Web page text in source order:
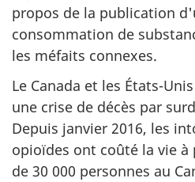
propos de la publication
consommation de
les méfaits connexes.
Le Canada et les États-
une crise de décès par
Depuis janvier 2016, les
opioïdes ont coûté la vie à
de 30 000 personnes au